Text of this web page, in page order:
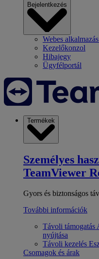
Bejelentkezés
Webes
Kezelőkonzol
Hibajegy
Ügyfélportál
Termékek
Személyes
TeamViewer
Gyors és biztonságos
További információk
Távoli támogatás
nyújtása
Távoli kezelés
Csomagok és árak